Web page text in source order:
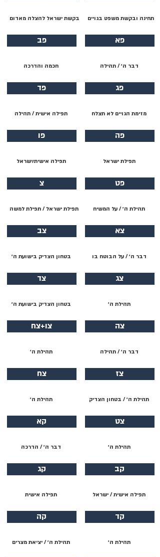
תחינה ובקשת משפט בגויים
פא
דבר ה׳ / תהילה
פג
מזימת הגויים לא תצלח
פה
תפילת ישראל
פט
תהילת ה׳ / על המשיח
צא
דבר ה׳ / על הבוטח בו
צג
תהילת ה׳
צה
דבר ה׳ / תהילה
צז
תהילת ה׳ / בטחון הצדיק
צט
תהילת ה׳
קב
תפילה אישית / ישראל
קד
תהילת ה׳
בקשת ישראל להצלה מאדום
פב
חכמה והדרכה
פד
תפילה אישית / תהילה
פו
תפילה אישית/ישראל
צ
תפילת ישראל / תפילת למשה
צב
בטחון הצדיק בישועת ה׳
צד
בטחון הצדיק בישועת ה׳
צו+צח
תהילת ה׳
צח
תהילת ה׳
קא
דבר ה׳ / הדרכה
קג
תפילה אישית
קה
תהילת ה׳ / יציאת מצרים